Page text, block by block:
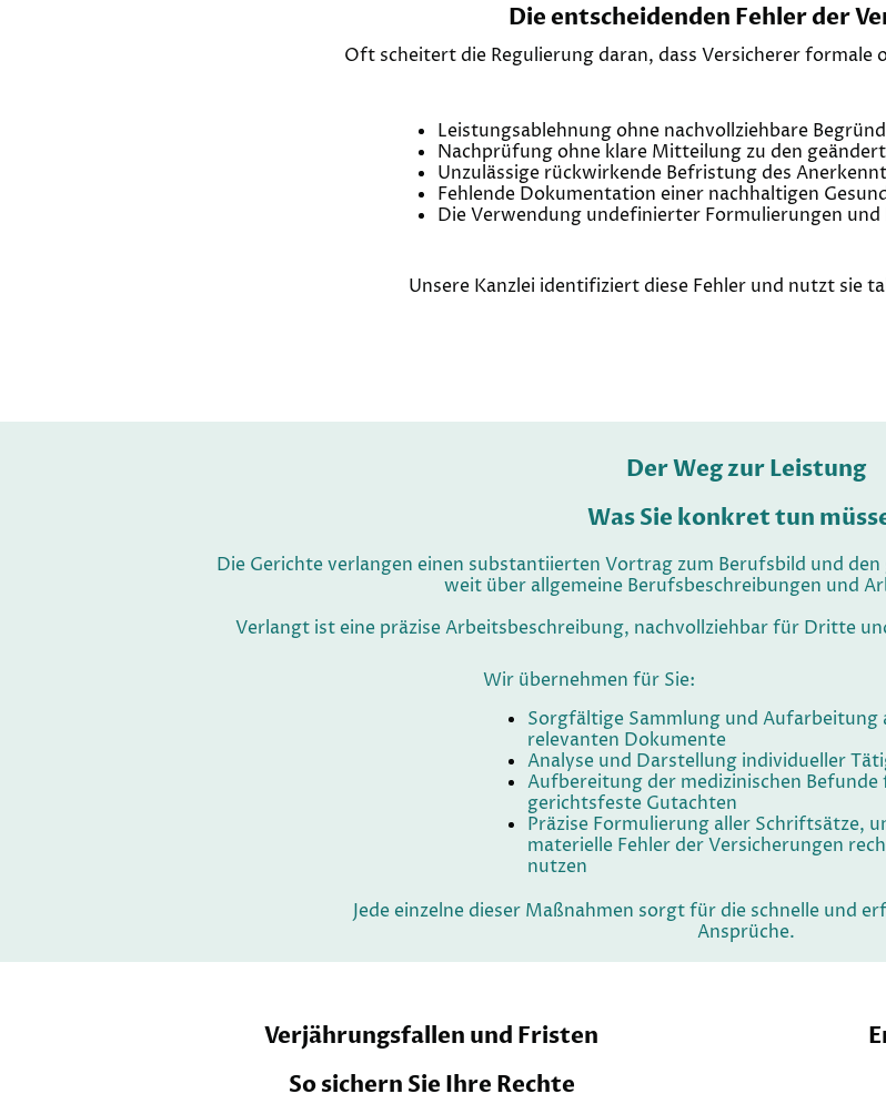
Die entscheidenden Fehler der
Oft scheitert die Regulierung daran, dass Versicherer formale
Leistungsablehnung ohne nachvollziehbare
Nachprüfung ohne klare Mitteilung zu den
Unzulässige rückwirkende Befristung des
Fehlende Dokumentation einer nachhaltigen
Die Verwendung undefinierter Formulierungen
Unsere Kanzlei identifiziert diese Fehler und nutzt sie
Der Weg zur Leistung
Was Sie konkret tun
Die Gerichte verlangen einen substantiierten Vortrag zum Berufsbild und
weit über allgemeine Berufsbeschreibungen und
Verlangt ist eine präzise Arbeitsbeschreibung, nachvollziehbar für Dritte
Wir übernehmen für Sie:
Sorgfältige Sammlung und Aufarbeitung
relevanten Dokumente
Analyse und Darstellung individueller
Aufbereitung der medizinischen Befunde
gerichtsfeste Gutachten
Präzise Formulierung aller Schriftsätze,
materielle Fehler der Versicherungen
nutzen
Jede einzelne dieser Maßnahmen sorgt für die schnelle und
Ansprüche.
Verjährungsfallen und Fristen
So sichern Sie Ihre Rechte